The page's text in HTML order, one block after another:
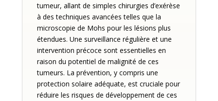
tumeur, allant de simples chirurgies d’exérèse
à des techniques avancées telles que la
microscopie de Mohs pour les lésions plus
étendues. Une surveillance régulière et une
intervention précoce sont essentielles en
raison du potentiel de malignité de ces
tumeurs. La prévention, y compris une
protection solaire adéquate, est cruciale pour
réduire les risques de développement de ces